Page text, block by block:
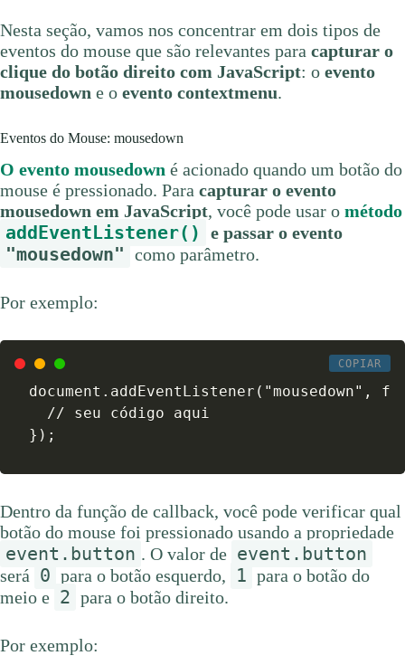
Nesta seção, vamos nos concentrar em dois tipos de
eventos do mouse que são relevantes para capturar o
clique do botão direito com JavaScript: o evento
mousedown e o evento contextmenu.
Eventos do Mouse: mousedown
O evento mousedown é acionado quando um botão do
mouse é pressionado. Para capturar o evento
mousedown em JavaScript, você pode usar o método
addEventListener() e passar o evento
"mousedown" como parâmetro.
Por exemplo:
COPIAR
document.addEventListener("mousedown",
  // seu código aqui
});
Dentro da função de callback, você pode verificar qual
botão do mouse foi pressionado usando a propriedade
event.button . O valor de event.button
será 0 para o botão esquerdo, 1 para o botão do
meio e 2 para o botão direito.
Por exemplo: